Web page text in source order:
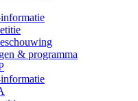
& programma